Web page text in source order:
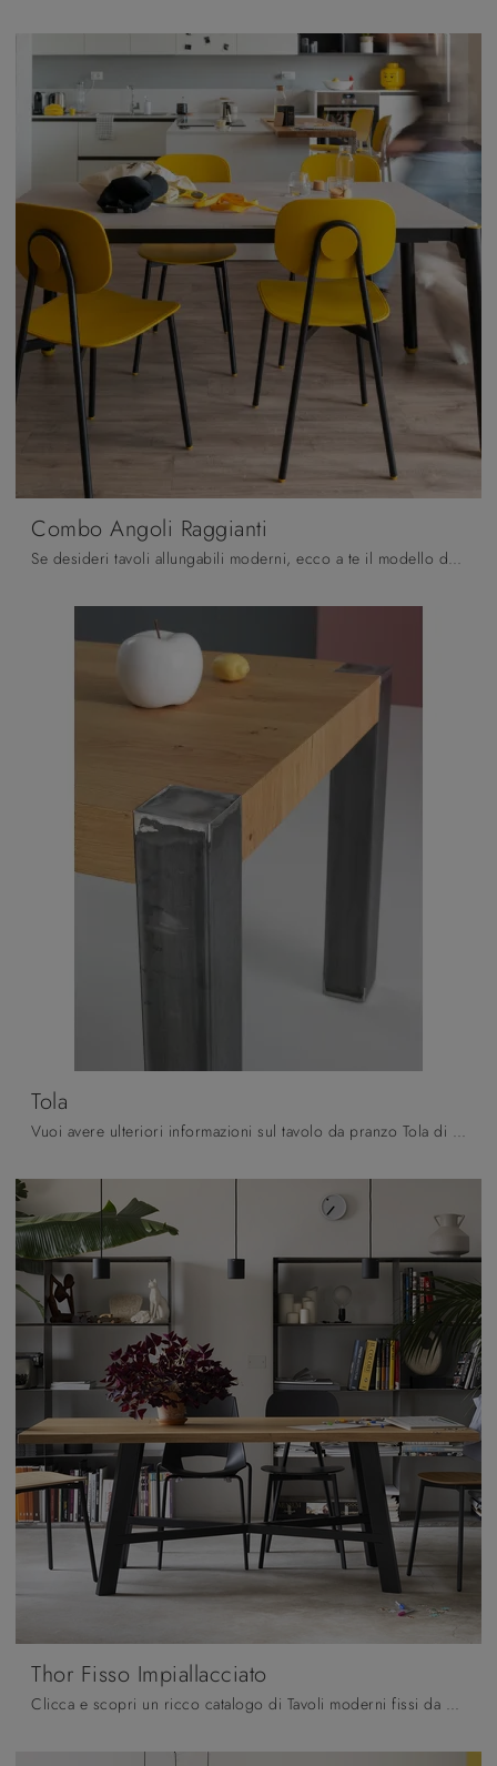
Combo Angoli Raggianti
Se desideri tavoli allungabili moderni, ecco a te il modello da cucina in laminato Combo Angoli Raggianti della marca Pointhouse.
Tola
Vuoi avere ulteriori informazioni sul tavolo da pranzo Tola di Pointhouse? Clicca e ottieni informazioni sui modelli allungabili del marchio.
Thor Fisso Impiallacciato
Clicca e scopri un ricco catalogo di Tavoli moderni fissi da pranzo! Il modello Thor Fisso Impiallacciato di Pointhouse ti aspetta.